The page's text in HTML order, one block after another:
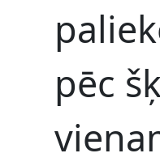
pēc